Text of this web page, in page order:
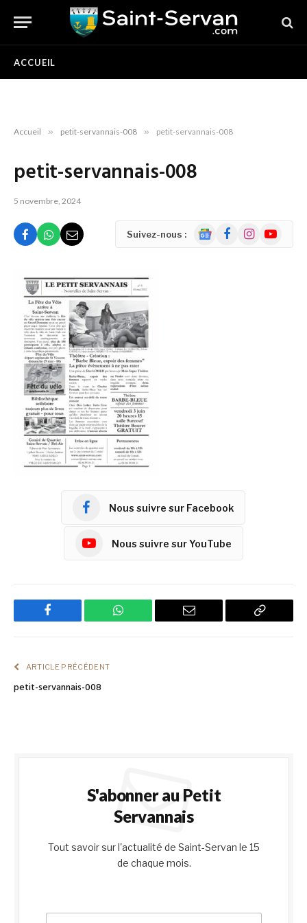
ACCUEIL
Accueil » petit-servannais-008 » petit-servannais-008
petit-servannais-008
5 novembre, 2024
Suivez-nous :
GoogleFacebookInstagramYouTube
Nous suivre sur Facebook
Nous suivre sur YouTube
Facebook WhatsApp Email
Copy
ARTICLE PRÉCÉDENT
petit-servannais-008
S'abonner au Petit
Servannais
Tout savoir sur l'actualité de Saint-Servan le 15
de chaque mois.
E